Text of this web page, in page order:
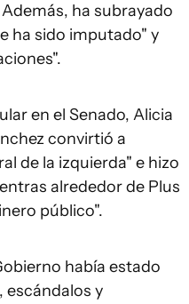
ha subrayado
ha sido imputado" y
en el Senado, Alicia
convirtió a
de la izquierda" e hizo
alrededor de Plus
público".
había estado
y